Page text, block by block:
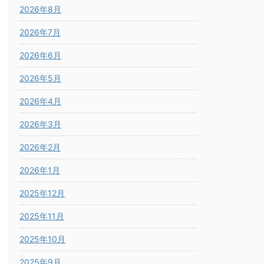
2026年8月
2026年7月
2026年6月
2026年5月
2026年4月
2026年3月
2026年2月
2026年1月
2025年12月
2025年11月
2025年10月
2025年9月